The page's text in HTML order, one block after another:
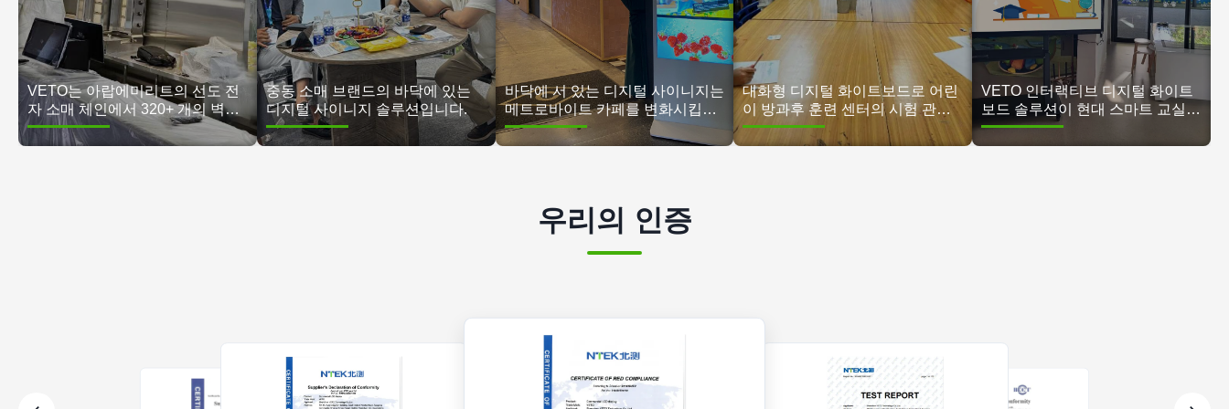
VETO는 아랍에미리트의 선도 전
자 소매 체인에서 320+ 개의 벽에
장착 된 디지털 사이니지 디스플레
이를 배포합니다.
중동 소매 브랜드의 바닥에 있는
디지털 사이니지 솔루션입니다.
바닥에 서 있는 디지털 사이니지는
메트로바이트 카페를 변화시킵니
다. 85% 낮은 비용, 45개 매장에서
35% 더 높은 판매량
대화형 디지털 화이트보드로 어린
이 방과후 훈련 센터의 시험 관리
표준화
VETO 인터랙티브 디지털 화이트
보드 솔루션이 현대 스마트 교실
교육 환경을 변화시킵니다.
우리의 인증